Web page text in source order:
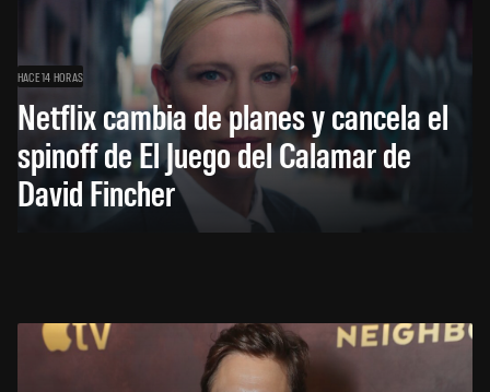
HACE 14 HORAS
Netflix cambia de planes y cancela el
spinoff de El Juego del Calamar de
David Fincher